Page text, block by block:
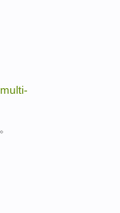
multi-
。